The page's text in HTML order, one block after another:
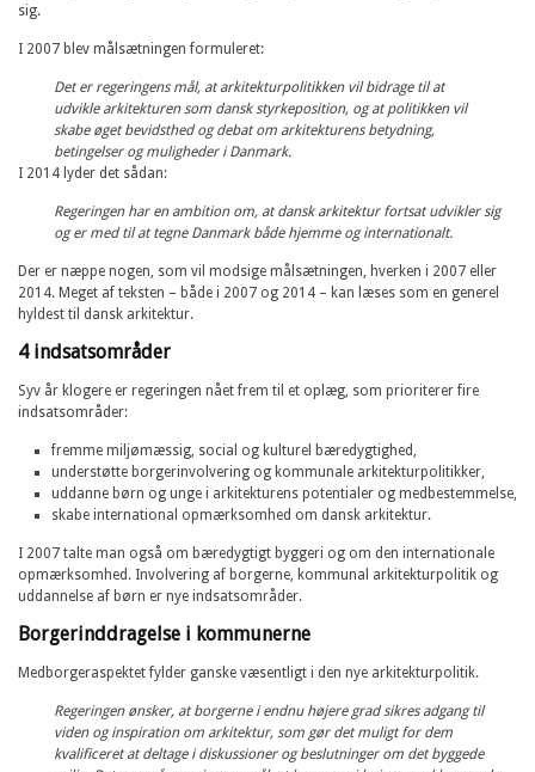
sig.
I 2007 blev målsætningen formuleret:
Det er regeringens mål, at arkitekturpolitikken vil bidrage til at
udvikle arkitekturen som dansk styrkeposition, og at politikken vil
skabe øget bevidsthed og debat om arkitekturens betydning,
betingelser og muligheder i Danmark.
I 2014 lyder det sådan:
Regeringen har en ambition om, at dansk arkitektur fortsat udvikler sig
og er med til at tegne Danmark både hjemme og internationalt.
Der er næppe nogen, som vil modsige målsætningen, hverken i 2007 eller
2014. Meget af teksten – både i 2007 og 2014 – kan læses som en generel
hyldest til dansk arkitektur.
4 indsatsområder
Syv år klogere er regeringen nået frem til et oplæg, som prioriterer fire
indsatsområder:
fremme miljømæssig, social og kulturel bæredygtighed,
understøtte borgerinvolvering og kommunale arkitekturpolitikker,
uddanne børn og unge i arkitekturens potentialer og medbestemmelse,
skabe international opmærksomhed om dansk arkitektur.
I 2007 talte man også om bæredygtigt byggeri og om den internationale
opmærksomhed. Involvering af borgerne, kommunal arkitekturpolitik og
uddannelse af børn er nye indsatsområder.
Borgerinddragelse i kommunerne
Medborgeraspektet fylder ganske væsentligt i den nye arkitekturpolitik.
Regeringen ønsker, at borgerne i endnu højere grad sikres adgang til
viden og inspiration om arkitektur, som gør det muligt for dem
kvalificeret at deltage i diskussioner og beslutninger om det byggede